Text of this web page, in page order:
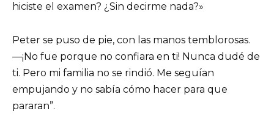
hiciste el examen? ¿Sin decirme nada?»
Peter se puso de pie, con las manos temblorosas.
—¡No fue porque no confiara en ti! Nunca dudé de
ti. Pero mi familia no se rindió. Me seguían
empujando y no sabía cómo hacer para que
pararan”.